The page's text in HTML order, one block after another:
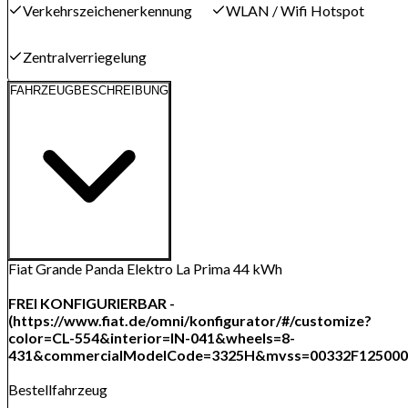
Verkehrszeichenerkennung WLAN / Wifi Hotspot
Zentralverriegelung
FAHRZEUGBESCHREIBUNG
Fiat Grande Panda Elektro La Prima 44 kWh
FREI KONFIGURIERBAR -
(https://www.fiat.de/omni/konfigurator/#/customize?
color=CL-554&interior=IN-041&wheels=8-
Bestellfahrzeug